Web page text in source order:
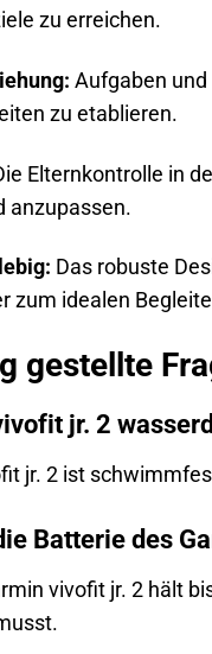
zu erreichen.
Aufgaben
zu etablieren.
Elternkontrolle in
anzupassen.
Das robuste
zum idealen
gestellte
jr. 2
jr. 2 ist
Batterie des
vivofit jr. 2 hält